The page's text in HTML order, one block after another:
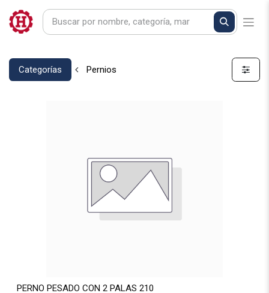
Categorías Pernios
PERNO PESADO CON 2 PALAS 210